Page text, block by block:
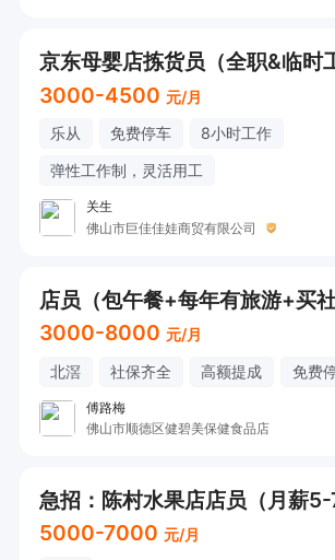
京东母婴店拣货员（全职&临时
3000-4500 元/月
乐从 免费停车
8小时工作
弹性工作制，灵活用工
关生
佛山市巨佳佳娃商贸有限公司
店员（包午餐+每年有旅游+买社
3000-8000 元/月
北滘 社保齐全 高额提成 免费
傅路梅
佛山市顺德区健碧美保健食品店
5000-7000 元/月